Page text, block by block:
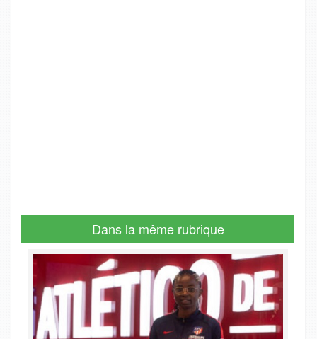
Dans la même rubrique